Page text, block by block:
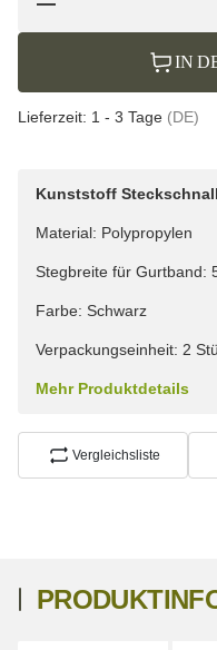
IN
Lieferzeit: 1 - 3 Tage (DE)
Kunststoff
Material: Polypropylen
Stegbreite für Gurtband:
Farbe: Schwarz
Verpackungseinheit: 2
Mehr Produktdetails
Vergleichsliste